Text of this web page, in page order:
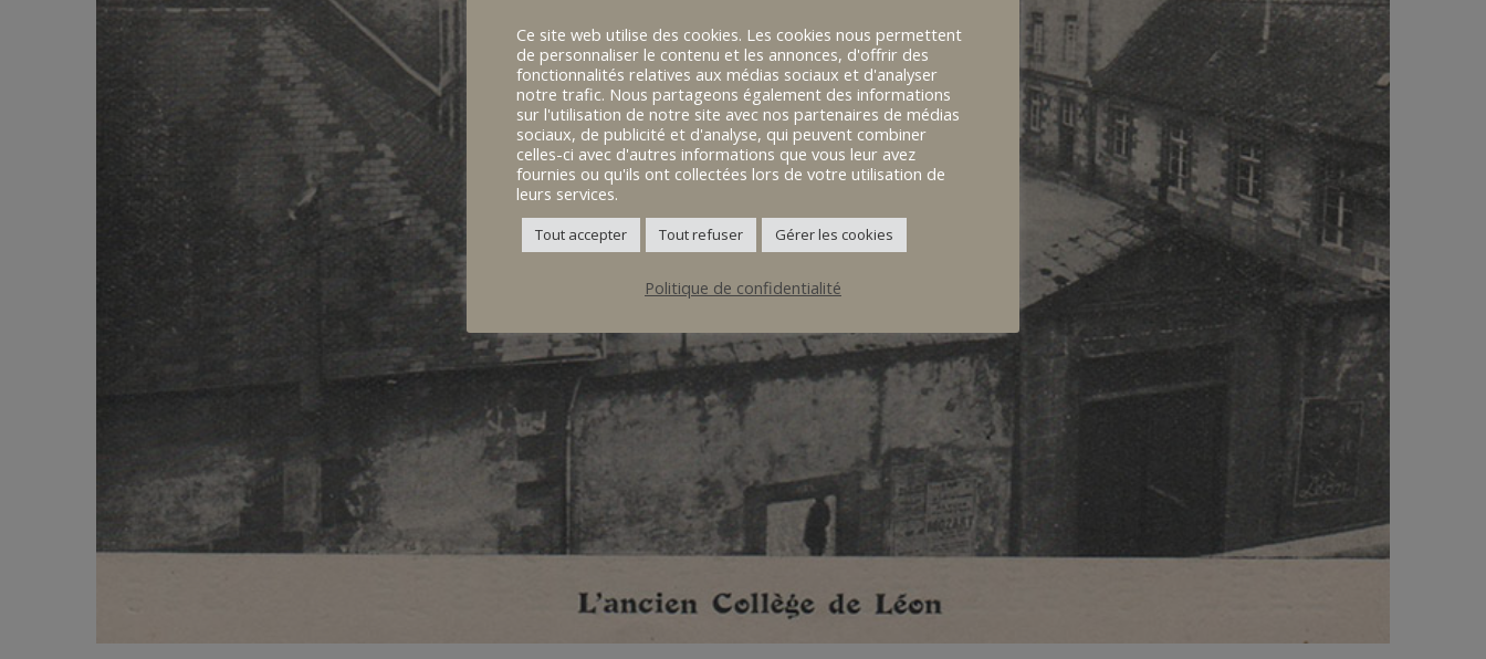
Ce site web utilise des cookies. Les cookies nous permettent
de personnaliser le contenu et les annonces, d'offrir des
fonctionnalités relatives aux médias sociaux et d'analyser
notre trafic. Nous partageons également des informations
sur l'utilisation de notre site avec nos partenaires de médias
sociaux, de publicité et d'analyse, qui peuvent combiner
celles-ci avec d'autres informations que vous leur avez
fournies ou qu'ils ont collectées lors de votre utilisation de
leurs services.
Tout accepter Tout refuser Gérer les cookies
Politique de confidentialité